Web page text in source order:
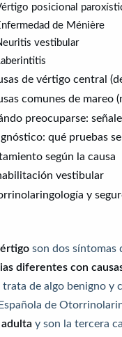
posicional
de Ménière
vestibular
de vértigo central
comunes de mareo
preocuparse:
qué pruebas
según la causa
vestibular
y
son dos síntomas
diferentes con
trata de algo benigno y
de
y son la tercera